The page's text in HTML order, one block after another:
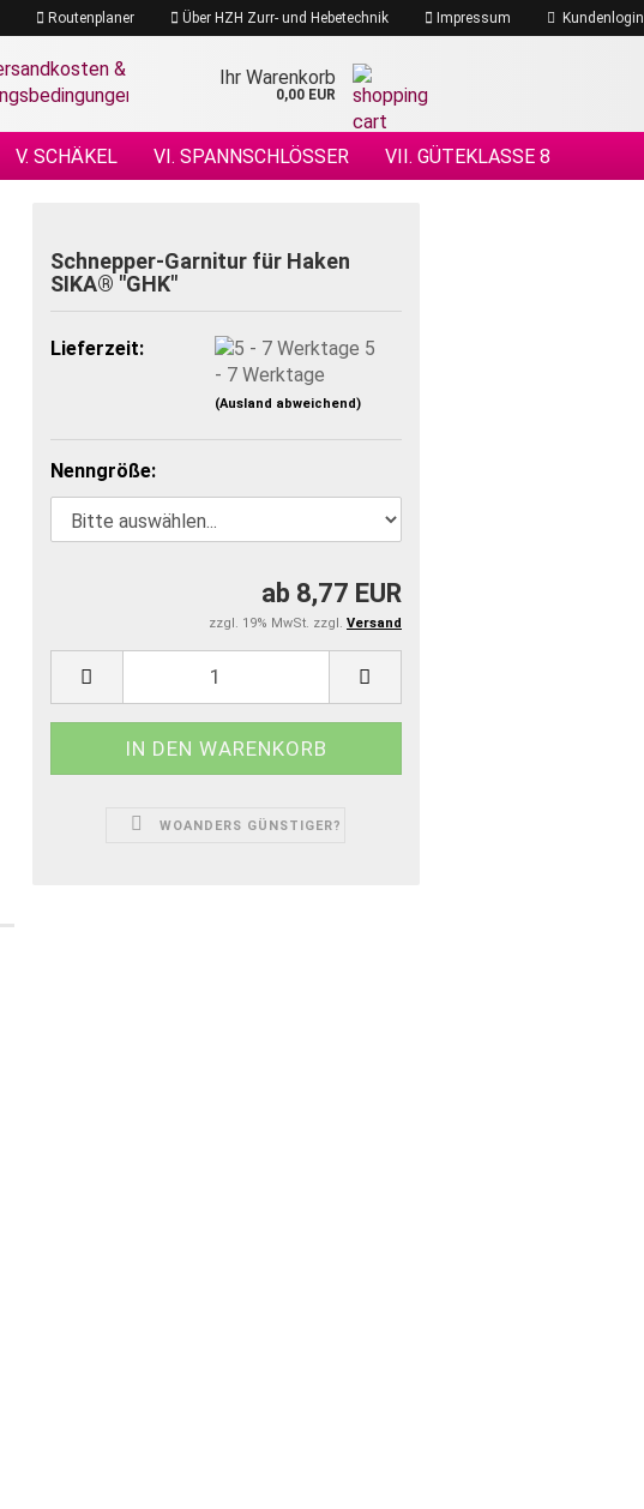
Routenplaner Über HZH Zurr- und Hebetechnik Impressum Kundenlogin
Ihr Warenkorb
0,00 EUR
V. SCHÄKEL VI. SPANNSCHLÖSSER VII. GÜTEKLASSE 8
XVIII. HÖHENSICHERHEIT
Schnepper-Garnitur für Haken
SIKA® "GHK"
Lieferzeit:
5
- 7 Werktage
(Ausland abweichend)
Nenngröße:
ab 8,77 EUR
zzgl. 19% MwSt. zzgl. Versand
WOANDERS GÜNSTIGER?